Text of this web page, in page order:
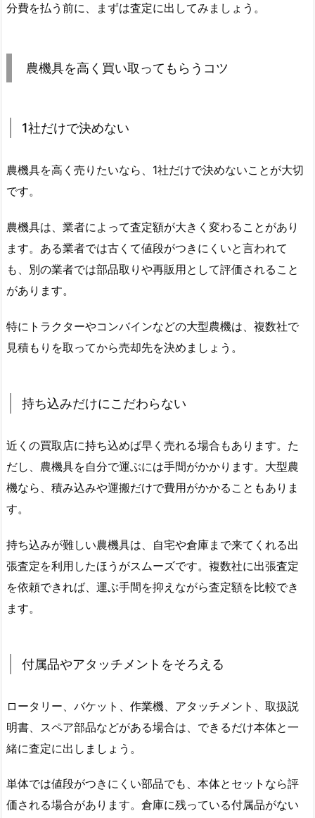
分費を払う前に、まずは査定に出してみましょう。
農機具を高く買い取ってもらうコツ
1社だけで決めない
農機具を高く売りたいなら、1社だけで決めないことが大切
です。
農機具は、業者によって査定額が大きく変わることがあり
ます。ある業者では古くて値段がつきにくいと言われて
も、別の業者では部品取りや再販用として評価されること
があります。
特にトラクターやコンバインなどの大型農機は、複数社で
見積もりを取ってから売却先を決めましょう。
持ち込みだけにこだわらない
近くの買取店に持ち込めば早く売れる場合もあります。た
だし、農機具を自分で運ぶには手間がかかります。大型農
機なら、積み込みや運搬だけで費用がかかることもありま
す。
持ち込みが難しい農機具は、自宅や倉庫まで来てくれる出
張査定を利用したほうがスムーズです。複数社に出張査定
を依頼できれば、運ぶ手間を抑えながら査定額を比較でき
ます。
付属品やアタッチメントをそろえる
ロータリー、バケット、作業機、アタッチメント、取扱説
明書、スペア部品などがある場合は、できるだけ本体と一
緒に査定に出しましょう。
単体では値段がつきにくい部品でも、本体とセットなら評
価される場合があります。倉庫に残っている付属品がない